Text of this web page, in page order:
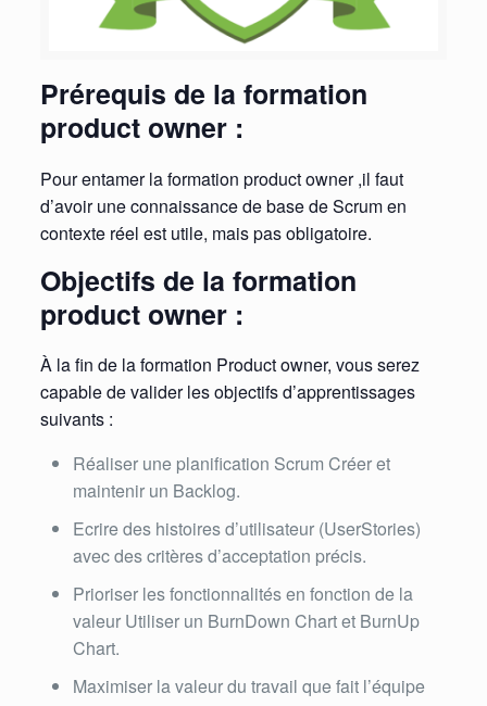
Prérequis de la formation
product owner :
Pour entamer la formation product owner ,il faut
d’avoir une connaissance de base de Scrum en
contexte réel est utile, mais pas obligatoire.
Objectifs de la formation
product owner :
À la fin de la formation Product owner, vous serez
capable de valider les objectifs d’apprentissages
suivants :
Réaliser une planification Scrum Créer et
maintenir un Backlog.
Ecrire des histoires d’utilisateur (UserStories)
avec des critères d’acceptation précis.
Prioriser les fonctionnalités en fonction de la
valeur Utiliser un BurnDown Chart et BurnUp
Chart.
Maximiser la valeur du travail que fait l’équipe